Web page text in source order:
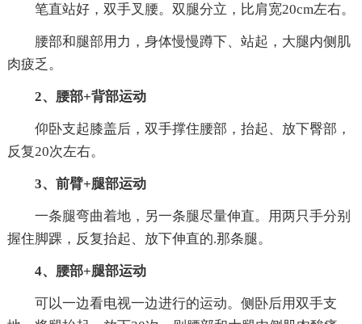
笔直站好，双手叉腰。双腿分立，比肩宽20cm左右。
腰部和腿部用力，身体慢慢蹲下、站起，大腿内侧肌
肉疲乏。
2、腰部+背部运动
仰卧支起膝盖后，双手撑住腰部，抬起、放下臀部，
反复20次左右。
3、前臂+腿部运动
一条腿弯曲着地，另一条腿尽量伸直。用两只手分别
握住脚踝，反复抬起、放下伸直的.那条腿。
4、腰部+腿部运动
可以一边看电视一边进行的运动。侧卧后用双手支